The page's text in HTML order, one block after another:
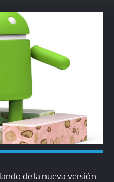
de la nueva versión